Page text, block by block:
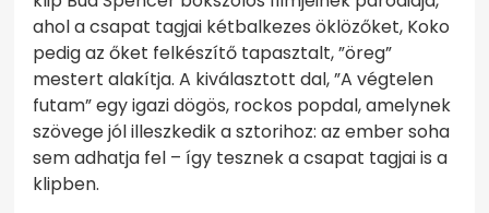
ahol a csapat tagjai kétbalkezes öklözőket, Koko
pedig az őket felkészítő tapasztalt, ”öreg”
mestert alakítja. A kiválasztott dal, ”A végtelen
futam” egy igazi dögös, rockos popdal, amelynek
szövege jól illeszkedik a sztorihoz: az ember soha
sem adhatja fel – így tesznek a csapat tagjai is a
klipben.